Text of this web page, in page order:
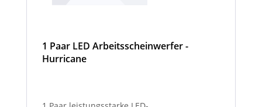
1 Paar LED Arbeitsscheinwerfer -
Hurricane